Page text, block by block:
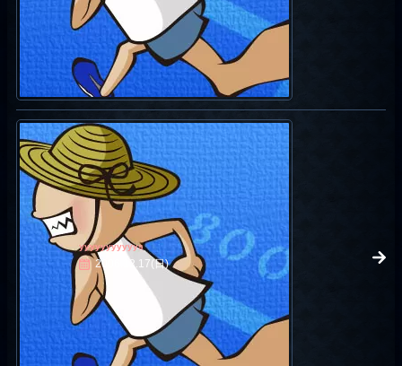
yyyyyyyyyyys
2006.12.17(日)